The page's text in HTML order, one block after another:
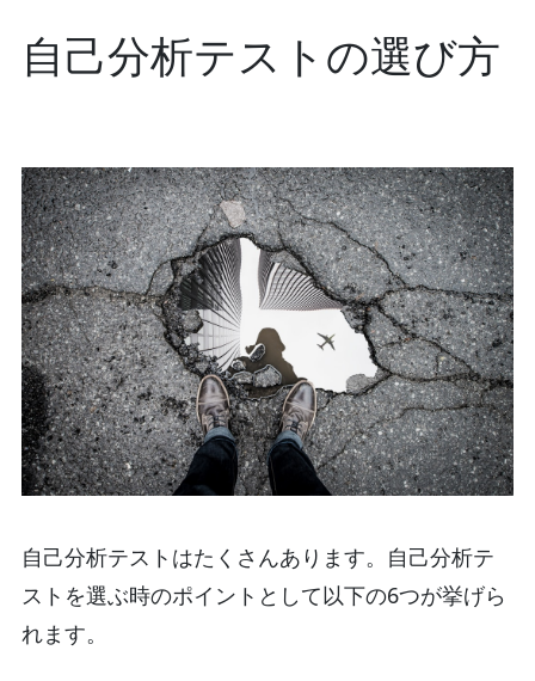
自己分析テストの選び方
自己分析テストはたくさんあります。自己分析テ
ストを選ぶ時のポイントとして以下の6つが挙げら
れます。